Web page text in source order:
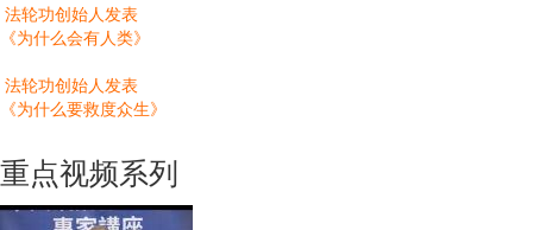
法轮功创始人发表
《为什么会有人类》
法轮功创始人发表
《为什么要救度众生》
重点视频系列